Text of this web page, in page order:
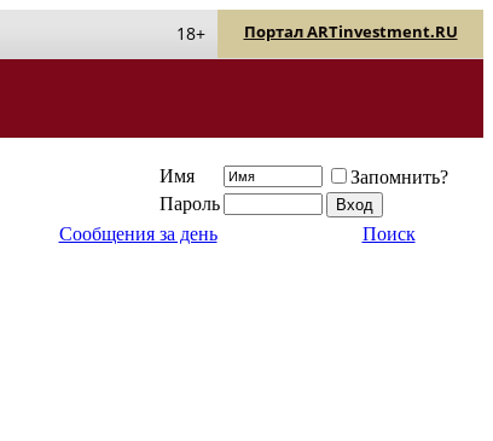
Портал ARTinvestment.RU
18+
Имя
Запомнить?
Пароль
Сообщения за день Поиск